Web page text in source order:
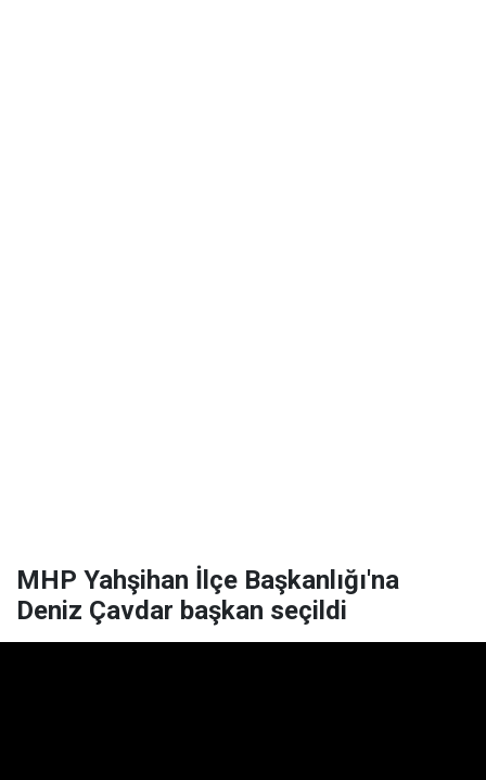
MHP Yahşihan İlçe Başkanlığı'na
Deniz Çavdar başkan seçildi